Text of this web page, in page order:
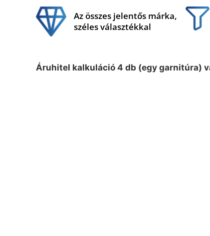
Az összes jelentős márka,
széles választékkal
Áruhitel kalkuláció 4 db (egy garnitúra)